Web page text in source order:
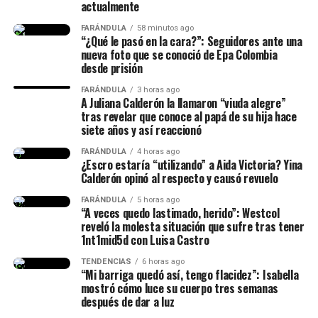
hija, lo conocí hace siete años
(…) Duramos un tiempo
separados y cantidad de cosas
(…) No diré nada hasta que él
quiera hablar del tema”,
señaló.
Finalmente, la chica dejó en evidencia que durante ese
lapso de tiempo no siempre estuvieron juntos, y
tuvieron idas y venidas.
@juliethpaolaberdu7 #LIVEIncentiveProgram
#julianacalderon ♬ sonido original – Julieth
actualmente
FARÁNDULA 58 minutos ago
“¿Qué le pasó en la cara?”: Seguidores ante una
nueva foto que se conoció de Epa Colombia
desde prisión
FARÁNDULA 3 horas ago
A Juliana Calderón la llamaron “viuda alegre”
tras revelar que conoce al papá de su hija hace
siete años y así reaccionó
FARÁNDULA 4 horas ago
¿Escro estaría “utilizando” a Aida Victoria? Yina
Calderón opinó al respecto y causó revuelo
FARÁNDULA 5 horas ago
“A veces quedo lastimado, herido”: Westcol
reveló la molesta situación que sufre tras tener
1nt1mid5d con Luisa Castro
TENDENCIAS 6 horas ago
“Mi barriga quedó así, tengo flacidez”: Isabella
mostró cómo luce su cuerpo tres semanas
después de dar a luz